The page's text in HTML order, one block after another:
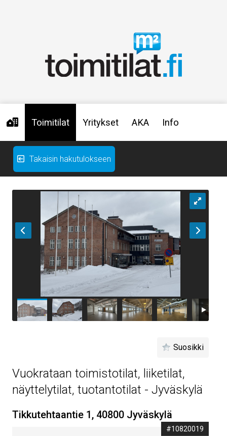
Toimitilat Yritykset AKA Info
Takaisin hakutulokseen
Suosikki
Vuokrataan toimistotilat, liiketilat,
näyttelytilat, tuotantotilat - Jyväskylä
Tikkutehtaantie 1, 40800 Jyväskylä
#10820019